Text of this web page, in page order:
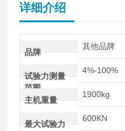
详细介绍
品牌
其他品牌
试验力测量
范围
4%-100%
主机重量
1900kg
最大试验力
600KN